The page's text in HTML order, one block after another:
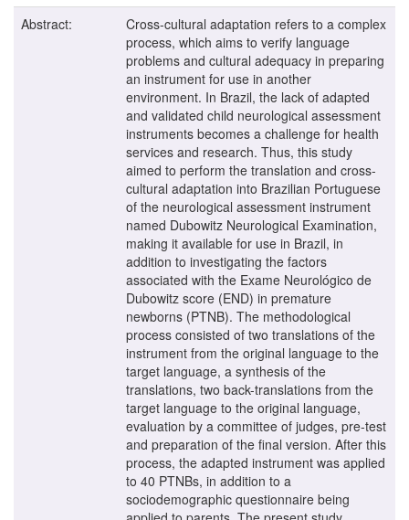
Abstract:
Cross-cultural adaptation refers to a complex
process, which aims to verify language
problems and cultural adequacy in preparing
an instrument for use in another
environment. In Brazil, the lack of adapted
and validated child neurological assessment
instruments becomes a challenge for health
services and research. Thus, this study
aimed to perform the translation and cross-
cultural adaptation into Brazilian Portuguese
of the neurological assessment instrument
named Dubowitz Neurological Examination,
making it available for use in Brazil, in
addition to investigating the factors
associated with the Exame Neurológico de
Dubowitz score (END) in premature
newborns (PTNB). The methodological
process consisted of two translations of the
instrument from the original language to the
target language, a synthesis of the
translations, two back-translations from the
target language to the original language,
evaluation by a committee of judges, pre-test
and preparation of the final version. After this
process, the adapted instrument was applied
to 40 PTNBs, in addition to a
sociodemographic questionnaire being